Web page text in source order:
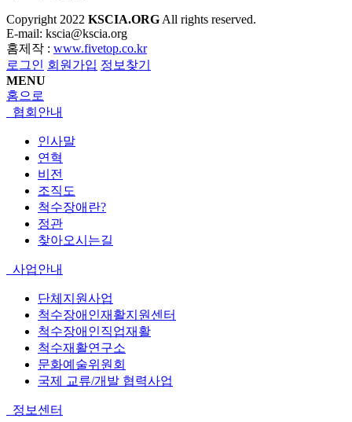
Copyright 2022 KSCIA.ORG All rights reserved.
E-mail: kscia@kscia.org
홈제작 : www.fivetop.co.kr
로그인 회원가입 정보찾기
MENU
홈으로
협회안내
인사말
연혁
비전
조직도
척수장애란?
정관
찾아오시는길
사업안내
단체지원사업
척수장애인재활지원센터
척수장애인직업재활
척수재활연구소
문화예술위원회
국제 교류/개발 협력사업
정보센터